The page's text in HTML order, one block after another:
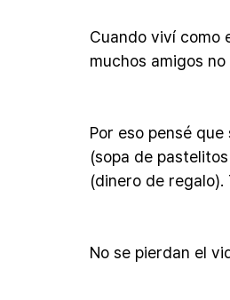
Cuando viví como
muchos amigos
Por eso pensé
(sopa de
(dinero de
No se pierdan el